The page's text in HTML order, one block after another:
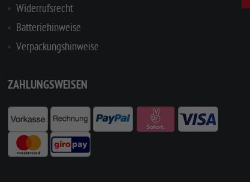
Widerrufsrecht
Batteriehinweise
Verpackungshinweise
ZAHLUNGSWEISEN